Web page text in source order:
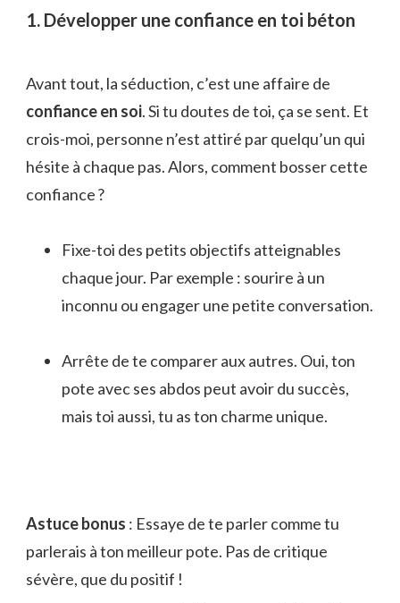
1. Développer une confiance en toi béton
Avant tout, la séduction, c’est une affaire de
confiance en soi. Si tu doutes de toi, ça se sent. Et
crois-moi, personne n’est attiré par quelqu’un qui
hésite à chaque pas. Alors, comment bosser cette
confiance ?
Fixe-toi des petits objectifs atteignables
chaque jour. Par exemple : sourire à un
inconnu ou engager une petite conversation.
Arrête de te comparer aux autres. Oui, ton
pote avec ses abdos peut avoir du succès,
mais toi aussi, tu as ton charme unique.
Astuce bonus : Essaye de te parler comme tu
parlerais à ton meilleur pote. Pas de critique
sévère, que du positif !